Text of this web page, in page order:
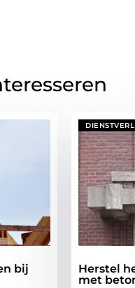
bij
Herstel
met